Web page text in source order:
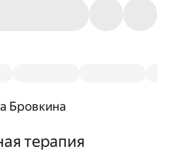
Бровкина
терапия